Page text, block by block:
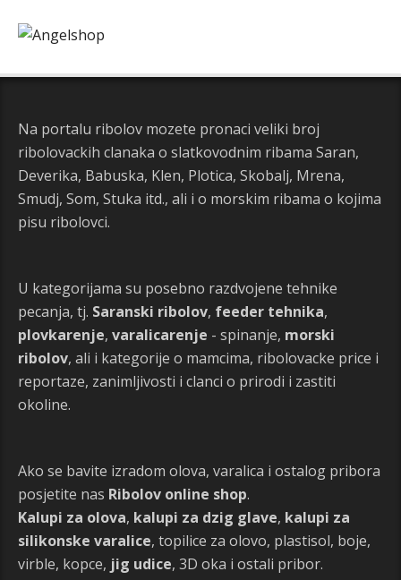
Na portalu ribolov mozete pronaci veliki broj
ribolovackih clanaka o slatkovodnim ribama Saran,
Deverika, Babuska, Klen, Plotica, Skobalj, Mrena,
Smudj, Som, Stuka itd., ali i o morskim ribama o kojima
pisu ribolovci.
U kategorijama su posebno razdvojene tehnike
pecanja, tj. Saranski ribolov, feeder tehnika,
plovkarenje, varalicarenje - spinanje, morski
ribolov, ali i kategorije o mamcima, ribolovacke price i
reportaze, zanimljivosti i clanci o prirodi i zastiti
okoline.
Ako se bavite izradom olova, varalica i ostalog pribora
posjetite nas Ribolov online shop.
Kalupi za olova, kalupi za dzig glave, kalupi za
silikonske varalice, topilice za olovo, plastisol, boje,
virble, kopce, jig udice, 3D oka i ostali pribor.